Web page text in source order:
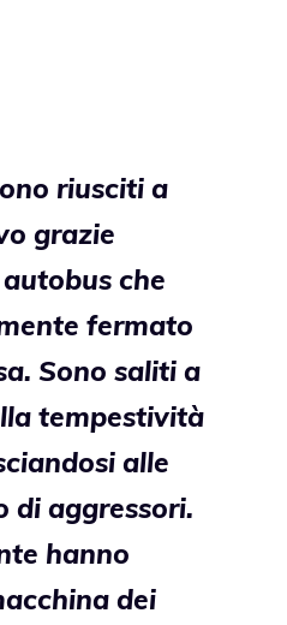
riusciti a
grazie
che
fermato
Sono saliti a
tempestività
alle
di aggressori.
hanno
dei